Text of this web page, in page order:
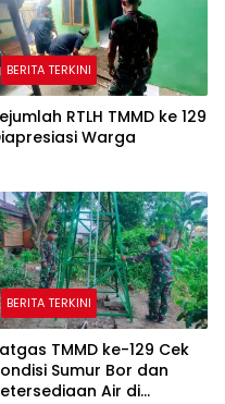
BERITA TERKINI
RTLH TMMD ke 129
Warga
BERITA TERKINI
TMMD ke-129 Cek
Sumur Bor dan
Air di